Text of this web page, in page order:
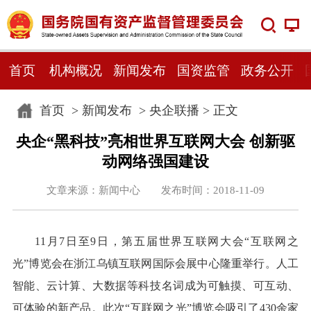
首页 机构概况 新闻发布 国资监管 政务公开
首页> 新闻发布> 央企联播 > 正文
央企“黑科技”亮相世界互联网大会 创新驱
动网络强国建设
文章来源：新闻中心 发布时间：2018-11-09
11月7日至9日，第五届世界互联网大会“互联网之
光”博览会在浙江乌镇互联网国际会展中心隆重举行。人工
智能、云计算、大数据等科技名词成为可触摸、可互动、
可体验的新产品。此次“互联网之光”博览会吸引了430余家